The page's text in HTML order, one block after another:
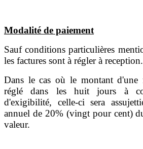
Modalité de paiement
Sauf conditions particulières
les factures sont à régler à reception.
Dans le cas où le montant d'une
réglé dans les huit jours à
d'exigibilité, celle-ci sera
annuel de 20% (vingt pour cent)
valeur.